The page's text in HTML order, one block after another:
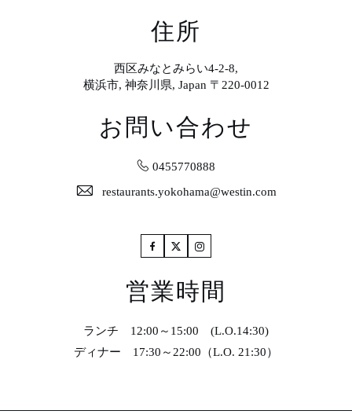
住所
西区みなとみらい4-2-8,
横浜市, 神奈川県, Japan 〒220-0012
お問い合わせ
0455770888
restaurants.yokohama@westin.com
FacebookTwitterInstagram
営業時間
ランチ 12:00～15:00 (L.O.14:30)
ディナー 17:30～22:00（L.O. 21:30）